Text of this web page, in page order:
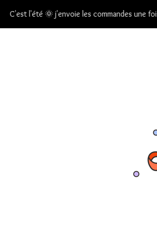
C'est l'été 🌞 j'envoie les commandes une fois